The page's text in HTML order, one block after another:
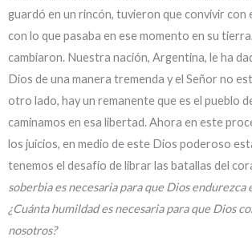
guardó en un rincón, tuvieron que convivir con
con lo que pasaba en ese momento en su
cambiaron. Nuestra nación, Argentina, le ha
Dios de una manera tremenda y el Señor no
otro lado, hay un remanente que es el pueblo
caminamos en esa libertad. Ahora en este
los juicios, en medio de este Dios poderoso
tenemos el desafío de librar las batallas del
soberbia es necesaria para que Dios endurezca
¿Cuánta humildad es necesaria para que Dios
nosotros?